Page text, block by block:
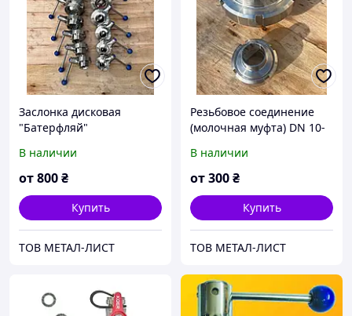
Заслонка дисковая
"Батерфляй"
(DN25-100), затвор
дисковый пищевой г/з, з/
В наличии
от800₴
Купить
ТОВ МЕТАЛ-ЛИСТ
Резьбовое соединение
(молочная муфта) DN 10-
AISI 304
В наличии
от300₴
Купить
ТОВ МЕТАЛ-ЛИСТ